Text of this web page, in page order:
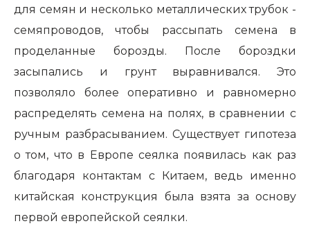
для семян и несколько металлических трубок -
семяпроводов, чтобы рассыпать семена в
проделанные борозды. После бороздки
засыпались и грунт выравнивался. Это
позволяло более оперативно и равномерно
распределять семена на полях, в сравнении с
ручным разбрасыванием. Существует гипотеза
о том, что в Европе сеялка появилась как раз
благодаря контактам с Китаем, ведь именно
китайская конструкция была взята за основу
первой европейской сеялки.